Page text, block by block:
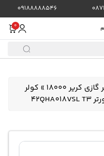
09188888546
0
کریر 18000 » کولر